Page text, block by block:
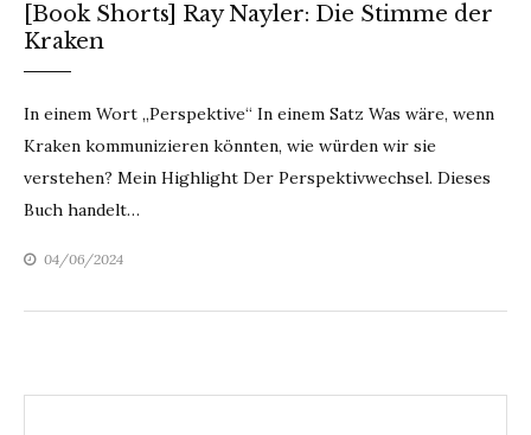
[Book Shorts] Ray Nayler: Die Stimme der
Kraken
In einem Wort „Perspektive“ In einem Satz Was wäre, wenn
Kraken kommunizieren könnten, wie würden wir sie
verstehen? Mein Highlight Der Perspektivwechsel. Dieses
Buch handelt…
04/06/2024